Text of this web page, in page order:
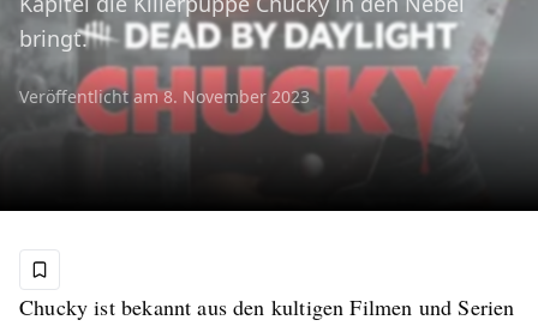
bringt.
Veröffentlicht am8. November 2023
Chucky ist bekannt aus den kultigen Filmen und Serien